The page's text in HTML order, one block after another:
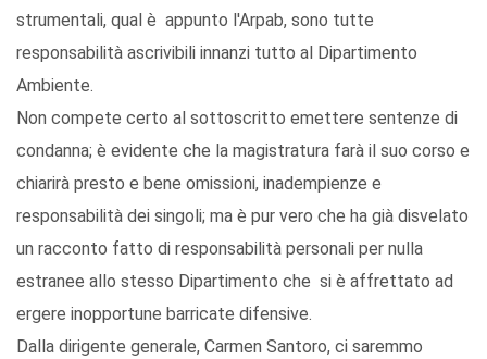
strumentali, qual è appunto l'Arpab, sono tutte
responsabilità ascrivibili innanzi tutto al Dipartimento
Ambiente.
Non compete certo al sottoscritto emettere sentenze di
condanna; è evidente che la magistratura farà il suo corso e
chiarirà presto e bene omissioni, inadempienze e
responsabilità dei singoli; ma è pur vero che ha già disvelato
un racconto fatto di responsabilità personali per nulla
estranee allo stesso Dipartimento che si è affrettato ad
ergere inopportune barricate difensive.
Dalla dirigente generale, Carmen Santoro, ci saremmo